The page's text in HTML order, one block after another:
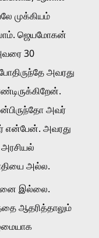
முக்கியம்
ஜெயமோகன்
30
அவரது
அவர்
என்பேன். அவரது
அல்ல.
இல்லை.
ஆதரித்தாலும்